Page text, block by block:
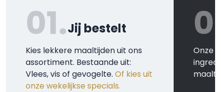
01.Jij bestelt
Kies lekkere maaltijden uit ons
assortiment. Bestaande uit:
Vlees, vis of gevogelte. Of kies uit
onze wekelijkse specials.
Onze